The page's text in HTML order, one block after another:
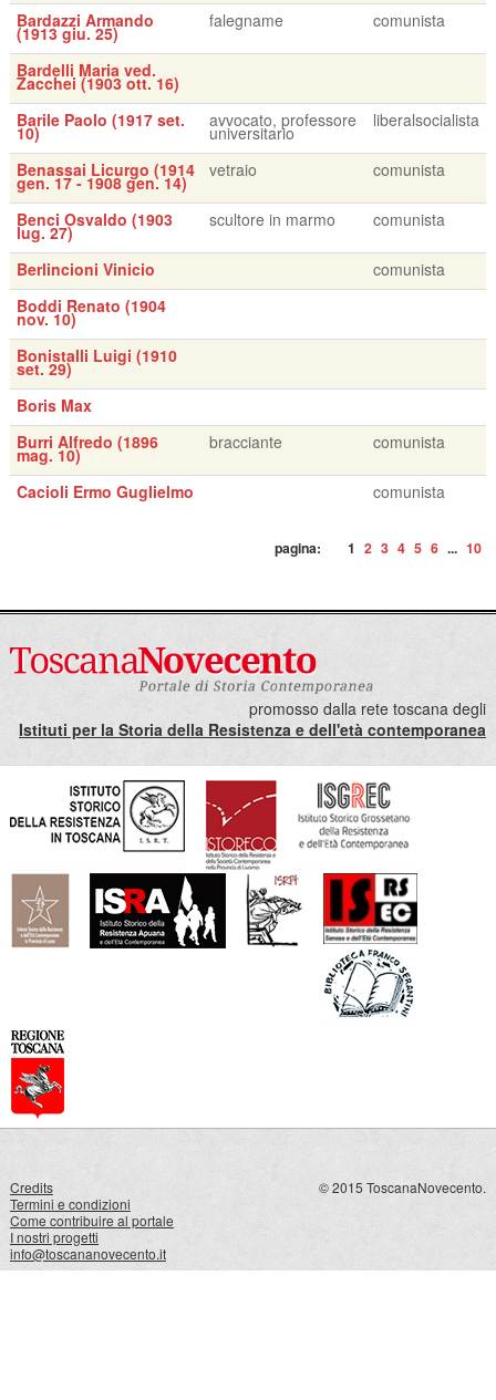
Bardazzi Armando
(1913 giu. 25)
falegname comunista
Bardelli Maria ved.
Zacchei (1903 ott. 16)
Barile Paolo (1917 set.
10)
avvocato, professore
universitario
liberalsocialista
Benassai Licurgo (1914
gen. 17 - 1908 gen. 14)
vetraio comunista
Benci Osvaldo (1903
lug. 27)
scultore in marmo comunista
Berlincioni Vinicio
comunista
Boddi Renato (1904
nov. 10)
Bonistalli Luigi (1910
set. 29)
Boris Max
Burri Alfredo (1896
mag. 10)
bracciante comunista
Cacioli Ermo Guglielmo comunista
pagina: 1 2 3 4 5 6 ... 10
promosso dalla rete toscana degli
Istituti per la Storia della Resistenza e dell'età contemporanea
Credits
Termini e condizioni
Come contribuire al portale
I nostri progetti
info@toscananovecento.it
© 2015 ToscanaNovecento.